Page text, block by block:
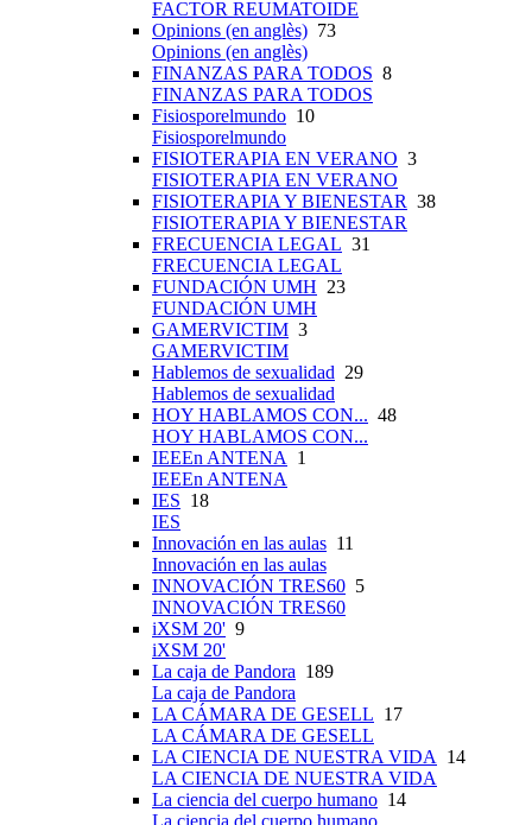
FACTOR REUMATOIDE
Opinions (en anglès) 73
Opinions (en anglès)
FINANZAS PARA TODOS 8
FINANZAS PARA TODOS
Fisiosporelmundo 10
Fisiosporelmundo
FISIOTERAPIA EN VERANO 3
FISIOTERAPIA EN VERANO
FISIOTERAPIA Y BIENESTAR 38
FISIOTERAPIA Y BIENESTAR
FRECUENCIA LEGAL 31
FRECUENCIA LEGAL
FUNDACIÓN UMH 23
FUNDACIÓN UMH
GAMERVICTIM 3
GAMERVICTIM
Hablemos de sexualidad 29
Hablemos de sexualidad
HOY HABLAMOS CON... 48
HOY HABLAMOS CON...
IEEEn ANTENA
1
IEEEn ANTENA
IES 18
IES
Innovación en las aulas 11
Innovación en las aulas
INNOVACIÓN TRES60 5
INNOVACIÓN TRES60
iXSM 20' 9
iXSM 20'
La caja de Pandora 189
La caja de Pandora
LA CÁMARA DE GESELL 17
LA CÁMARA DE GESELL
LA CIENCIA DE NUESTRA VIDA
14
LA CIENCIA DE NUESTRA VIDA
La ciencia del cuerpo humano 14